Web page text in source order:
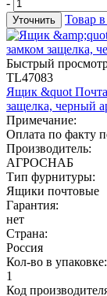
Уточнить Товар
Быстрый
TL47083
Ящик &quot
защелка, черный
Примечание:
Оплата по факту
Производитель:
АГРОСНАБ
Тип фурнитуры:
Ящики почтовые
Гарантия:
нет
Страна:
Россия
Кол-во в упаковке:
1
Код